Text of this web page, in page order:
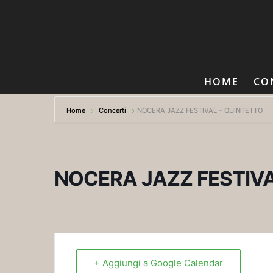
HOME
Home Concerti NOCERA JAZZ FESTIVAL – QUINTETTO
NOCERA JAZZ
+ Aggiungi a Google Calendar